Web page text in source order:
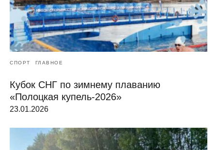
СПОРТ ГЛАВНОЕ
Кубок СНГ по зимнему плаванию
«Полоцкая купель-2026»
23.01.2026